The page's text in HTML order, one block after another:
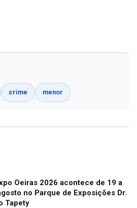
crime menor
Oeiras 2026 acontece de 19 a
no Parque de Exposições Dr.
Tapety